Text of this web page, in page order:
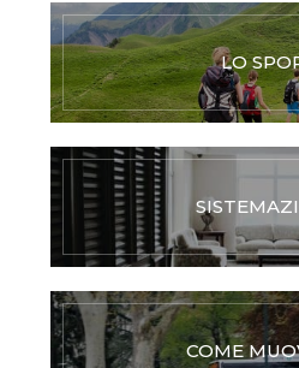
LO
COME